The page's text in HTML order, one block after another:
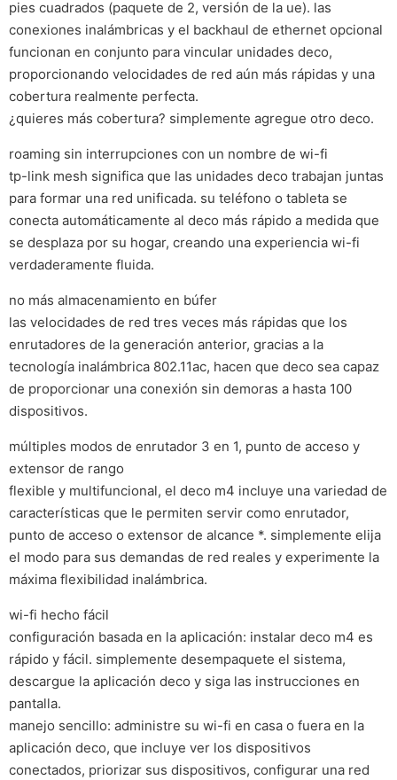
pies cuadrados (paquete de 2, versión de la ue). las
conexiones inalámbricas y el backhaul de ethernet opcional
funcionan en conjunto para vincular unidades deco,
proporcionando velocidades de red aún más rápidas y una
cobertura realmente perfecta.
¿quieres más cobertura? simplemente agregue otro deco.
roaming sin interrupciones con un nombre de wi-fi
tp-link mesh significa que las unidades deco trabajan juntas
para formar una red unificada. su teléfono o tableta se
conecta automáticamente al deco más rápido a medida que
se desplaza por su hogar, creando una experiencia wi-fi
verdaderamente fluida.
no más almacenamiento en búfer
las velocidades de red tres veces más rápidas que los
enrutadores de la generación anterior, gracias a la
tecnología inalámbrica 802.11ac, hacen que deco sea capaz
de proporcionar una conexión sin demoras a hasta 100
dispositivos.
múltiples modos de enrutador 3 en 1, punto de acceso y
extensor de rango
flexible y multifuncional, el deco m4 incluye una variedad de
características que le permiten servir como enrutador,
punto de acceso o extensor de alcance *. simplemente elija
el modo para sus demandas de red reales y experimente la
máxima flexibilidad inalámbrica.
wi-fi hecho fácil
configuración basada en la aplicación: instalar deco m4 es
rápido y fácil. simplemente desempaquete el sistema,
descargue la aplicación deco y siga las instrucciones en
pantalla.
manejo sencillo: administre su wi-fi en casa o fuera en la
aplicación deco, que incluye ver los dispositivos
conectados, priorizar sus dispositivos, configurar una red